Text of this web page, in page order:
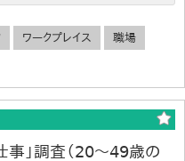
ワークプレイス 職場
事」調査（20～49歳の